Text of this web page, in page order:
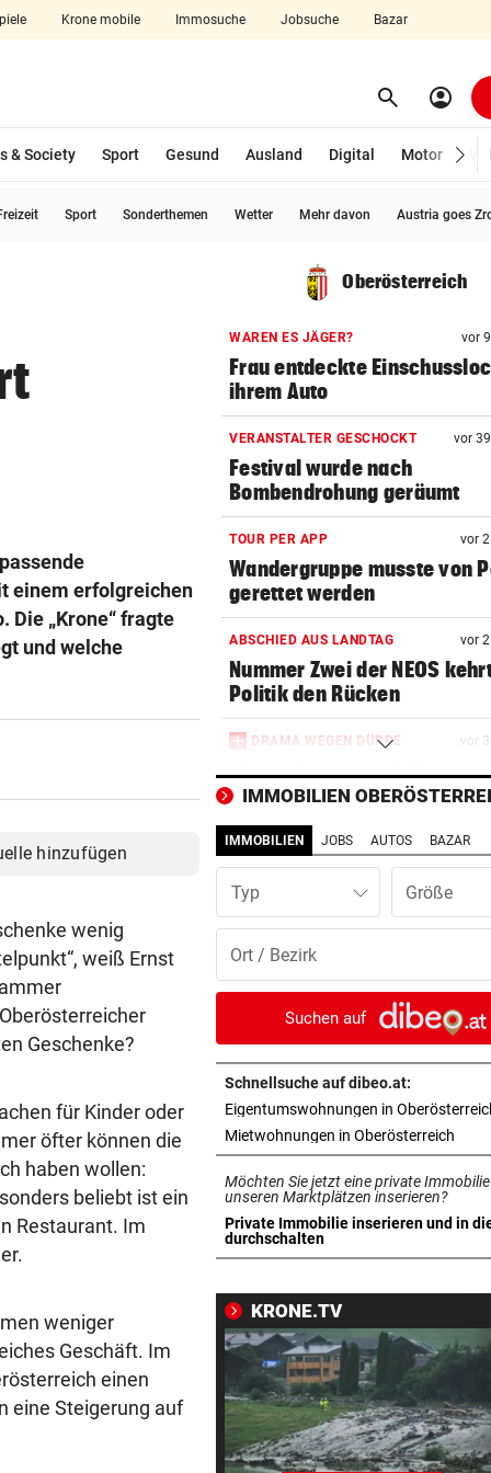
Krone mobile Immosuche Jobsuche Bazar
aufklappen search Suchen
account_circle
& Society Sport Gesund Ausland Digital Motor
Sport Sonderthemen Wetter Mehr davon Austria goes
einem erfolgreichen
Die „Krone“ fragte
und welche
hinzufügen
wenig
weiß Ernst
Geschenke?
für Kinder oder
öfter können die
haben wollen:
beliebt ist ein
Restaurant. Im
weniger
Geschäft. Im
einen
eine Steigerung auf
Oberösterreich
WAREN ES JÄGER? vor
Frau entdeckte
ihrem Auto
VERANSTALTER GESCHOCKT vor
Festival wurde nach
Bombendrohung geräumt
TOUR PER APP vor
Wandergruppe musste von
gerettet werden
ABSCHIED AUS LANDTAG vor
Nummer Zwei der NEOS
Politik den Rücken
DRAMA WEGEN DÜRRE vor
„Wir haben rund 35
tote Fische entsorgt“
DAS SAGT PARTEICHEF vor 4
Trotz Babler-Streit: „SPÖ
OÖ zulegen“
vor
Raser-Bike in OÖ
BUNDESLIGA IM TICKER vor
Ried gegen Rapid ab 17 Uhr
BUNDESLIGA IM TICKER
Austria Wien gegen LASK ab
Uhr LIVE
BUB VERLETZT vor 15
Autofahrerin streift einen
AUFREGUNG IN OÖ-LIGA
War dieser Unterhaus-
wirklich notwendig?
FEUERWEHR GEFORDERT vor 17
In nur acht Stunden fuhren
IMMOBILIEN
IMMOBILIEN JOBS AUTOS BAZAR
Typ
Suchen auf
Schnellsuche auf dibeo.at:
Eigentumswohnungen in
Mietwohnungen in Oberösterreich
Möchten Sie jetzt eine private
unseren Marktplätzen inserieren?
Private Immobilie inserieren und in
durchschalten
in neuem Tab öffnen
KRONE.TV